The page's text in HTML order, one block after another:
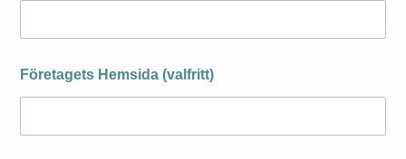
Företagets Hemsida (valfritt)